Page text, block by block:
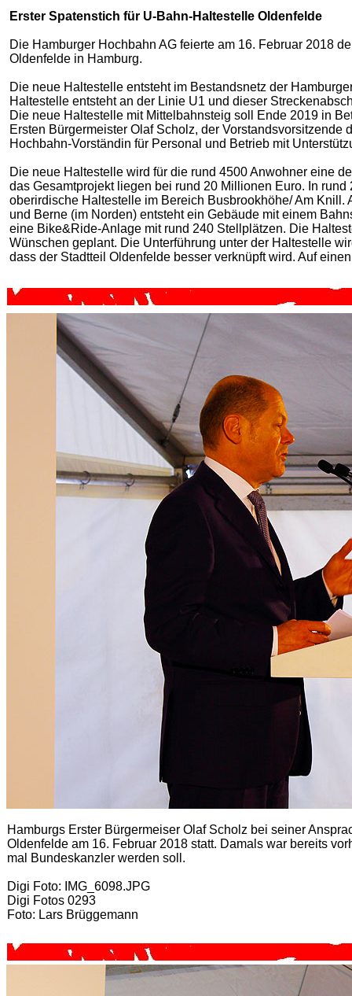
Erster Spatenstich für U-Bahn-Haltestelle Oldenfelde
Die Hamburger Hochbahn AG feierte am 16. Februar 2018
Oldenfelde in Hamburg.
Die neue Haltestelle entsteht im Bestandsnetz der
Haltestelle entsteht an der Linie U1 und dieser
Die neue Haltestelle mit Mittelbahnsteig soll Ende 2019 in
Ersten Bürgermeister Olaf Scholz, der
Hochbahn-Vorständin für Personal und Betrieb mit
Die neue Haltestelle wird für die rund 4500 Anwohner eine
das Gesamtprojekt liegen bei rund 20 Millionen Euro. In
oberirdische Haltestelle im Bereich Busbrookhöhe/ Am
und Berne (im Norden) entsteht ein Gebäude mit einem
eine Bike&Ride-Anlage mit rund 240 Stellplätzen. Die
Wünschen geplant. Die Unterführung unter der Haltestelle
dass der Stadtteil Oldenfelde besser verknüpft wird. Auf
Hamburgs Erster Bürgermeiser Olaf Scholz bei seiner
Oldenfelde am 16. Februar 2018 statt. Damals war bereits
mal Bundeskanzler werden soll.
Digi Foto: IMG_6098.JPG
Digi Fotos 0293
Foto: Lars Brüggemann